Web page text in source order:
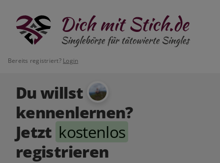
Bereits registriert? Login
Du willst
kennenlernen?
Jetzt kostenlos
registrieren